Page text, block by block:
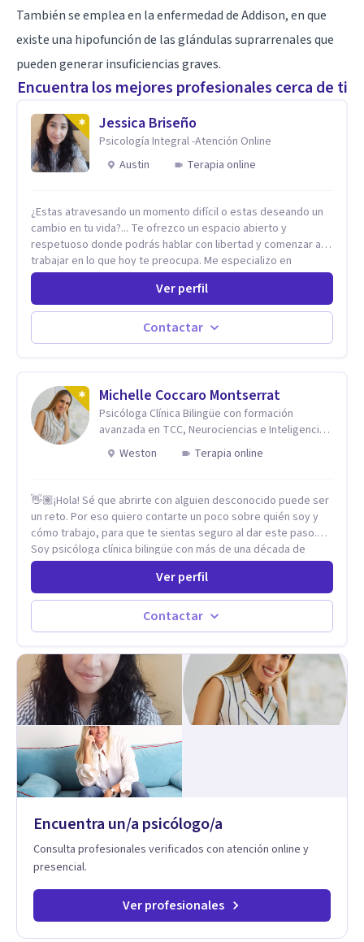
También se emplea en la enfermedad de Addison, en que
existe una hipofunción de las glándulas suprarrenales que
pueden generar insuficiencias graves.
Encuentra los mejores profesionales cerca de ti
Jessica Briseño
Psicología Integral -Atención Online
Austin
Terapia online
¿Estas atravesando un momento difícil o estas deseando un
cambio en tu vida?... Te ofrezco un espacio abierto y
respetuoso donde podrás hablar con libertad y comenzar a
trabajar en lo que hoy te preocupa. Me especializo en
Trastornos de Ansiedad y a lo largo de mi experiencia
profesional he acompañado a muchas Familias y Parejas con
distintas problemáticas como el manejo del estrés,
Autoestima, Gestión de la Ira, Depresión, Retos en la Crianza,
Codependencia, Celos, entre otros. Cuento con más de 12
Adolescentes y Adultos
Ver perfil
Contactar
Michelle Coccaro Montserrat
Psicóloga Clínica Bilingüe con formación
avanzada en TCC, Neurociencias e Inteligencia
Emocional.
Weston Terapia online
👋🏽¡Hola! Sé que abrirte con alguien desconocido puede ser
un reto. Por eso quiero contarte un poco sobre quién soy y
cómo trabajo, para que te sientas seguro al dar este paso.
Soy psicóloga clínica bilingüe con más de una década de
experiencia. He dictado conferencias, escrito artículos y
ejercido como profesora universitaria. Un dato curioso: he
vivido en varios países y conozco de primera mano lo que
significa ser migrante, adaptarse a los cambios y empezar de
nuevo.
Ver perfil
Contactar
Encuentra un/a psicólogo/a
Consulta profesionales verificados con atención online y
presencial.
Ver profesionales